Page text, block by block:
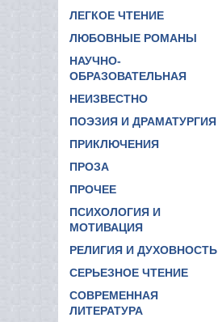
ЛЕГКОЕ ЧТЕНИЕ
ЛЮБОВНЫЕ РОМАНЫ
НАУЧНО-
ОБРАЗОВАТЕЛЬНАЯ
НЕИЗВЕСТНО
ПОЭЗИЯ И ДРАМАТУРГИЯ
ПРИКЛЮЧЕНИЯ
ПРОЗА
ПРОЧЕЕ
ПСИХОЛОГИЯ И
МОТИВАЦИЯ
РЕЛИГИЯ И ДУХОВНОСТЬ
СЕРЬЕЗНОЕ ЧТЕНИЕ
СОВРЕМЕННАЯ
ЛИТЕРАТУРА